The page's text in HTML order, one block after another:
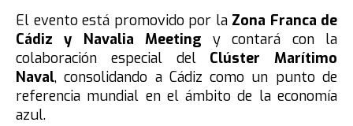
El evento está promovido por la Zona Franca de
Cádiz y Navalia Meeting y contará con la
colaboración especial del Clúster Marítimo
Naval, consolidando a Cádiz como un punto de
referencia mundial en el ámbito de la economía
azul.